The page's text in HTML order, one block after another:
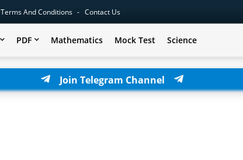
Terms And Conditions Contact Us
PDF Mathematics Mock Test Science
Join Telegram Channel